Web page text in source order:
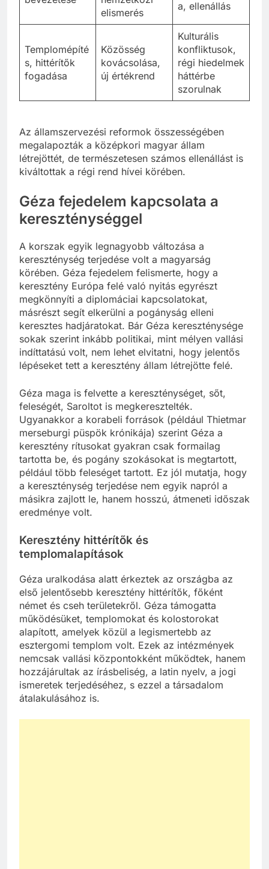
elismerés
a, ellenállás
Templomépíté
s, hittérítők
fogadása
Közösség
kovácsolása,
új értékrend
Kulturális
konfliktusok,
régi hiedelmek
háttérbe
szorulnak
Az államszervezési reformok összességében
megalapozták a középkori magyar állam
létrejöttét, de természetesen számos ellenállást is
kiváltottak a régi rend hívei körében.
Géza fejedelem kapcsolata a
kereszténységgel
A korszak egyik legnagyobb változása a
kereszténység terjedése volt a magyarság
körében. Géza fejedelem felismerte, hogy a
keresztény Európa felé való nyitás egyrészt
megkönnyíti a diplomáciai kapcsolatokat,
másrészt segít elkerülni a pogányság elleni
keresztes hadjáratokat. Bár Géza kereszténysége
sokak szerint inkább politikai, mint mélyen vallási
indíttatású volt, nem lehet elvitatni, hogy jelentős
lépéseket tett a keresztény állam létrejötte felé.
Géza maga is felvette a kereszténységet, sőt,
feleségét, Saroltot is megkeresztelték.
Ugyanakkor a korabeli források (például Thietmar
merseburgi püspök krónikája) szerint Géza a
keresztény rítusokat gyakran csak formailag
tartotta be, és pogány szokásokat is megtartott,
például több feleséget tartott. Ez jól mutatja, hogy
a kereszténység terjedése nem egyik napról a
másikra zajlott le, hanem hosszú, átmeneti időszak
eredménye volt.
Keresztény hittérítők és
templomalapítások
Géza uralkodása alatt érkeztek az országba az
első jelentősebb keresztény hittérítők, főként
német és cseh területekről. Géza támogatta
működésüket, templomokat és kolostorokat
alapított, amelyek közül a legismertebb az
esztergomi templom volt. Ezek az intézmények
nemcsak vallási központokként működtek, hanem
hozzájárultak az írásbeliség, a latin nyelv, a jogi
ismeretek terjedéséhez, s ezzel a társadalom
átalakulásához is.